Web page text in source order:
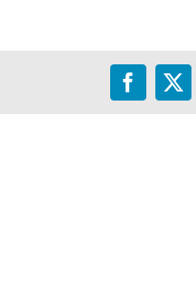
Facebook
X